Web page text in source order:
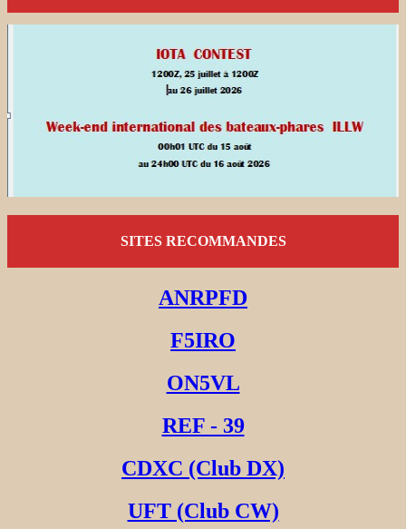
SITES RECOMMANDES
ANRPFD
F5IRO
ON5VL
REF - 39
CDXC (Club DX)
UFT (Club CW)